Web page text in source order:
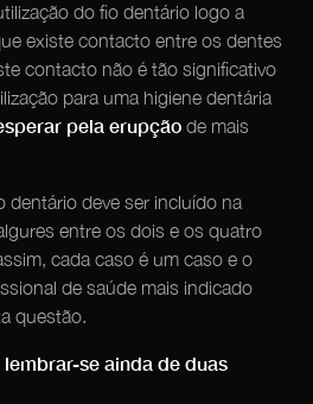
do fio dentário logo a
existe contacto entre os dentes
contacto não é tão significativo
para uma higiene dentária
pela erupção de mais
dentário deve ser incluído na
entre os dois e os quatro
cada caso é um caso e o
de saúde mais indicado
questão.
lembrar-se ainda de duas